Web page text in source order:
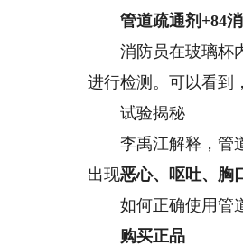
管道疏通剂+84消
消防员在玻璃杯内
进行检测。可以看到
试验揭秘
李禹江解释，管道
出现恶心、呕吐、胸
如何正确使用管
购买正品